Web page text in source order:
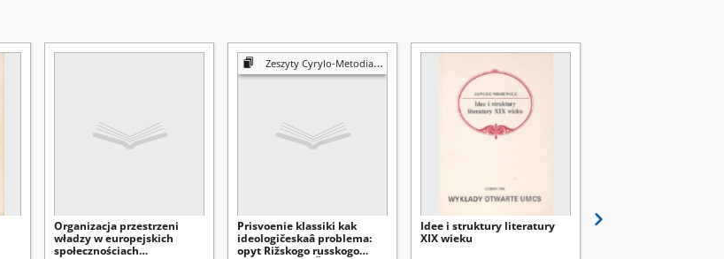
Organizacja przestrzeni
władzy w europejskich
społecznościach
Zeszyty Cyrylo-Metodiańskie
Prisvoenie klassiki kak
ideologičeskaâ problema:
opyt Rižskogo russkogo
Idee i struktury literatury
XIX wieku